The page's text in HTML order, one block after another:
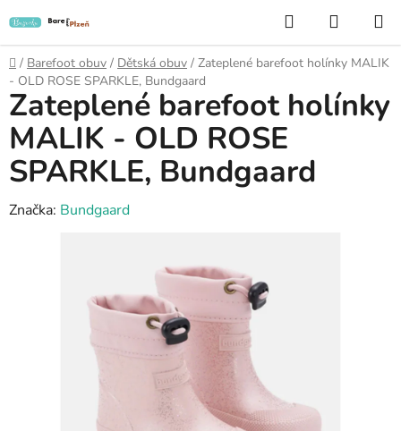
na
obsah
Hledat
KOŠÍK
Domů
/ Barefoot obuv / Dětská obuv / Zateplené barefoot holínky MALIK
- OLD ROSE SPARKLE, Bundgaard
Zateplené barefoot holínky
MALIK - OLD ROSE
SPARKLE, Bundgaard
Značka: Bundgaard